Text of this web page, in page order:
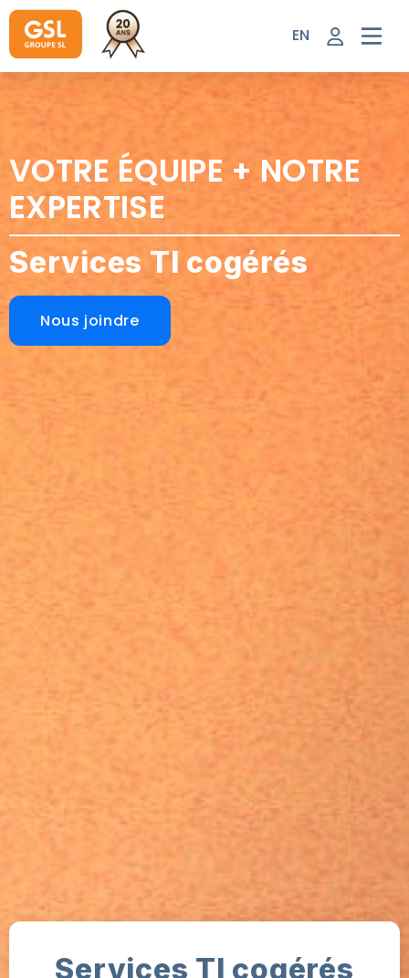
Aller
au
contenu
EN
VOTRE ÉQUIPE + NOTRE
EXPERTISE
Services TI cogérés
Nous joindre
Services TI cogérés